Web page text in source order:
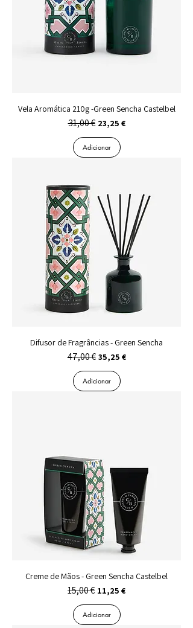
Vela Aromática 210g -Green Sencha Castelbel
Preço normal
31,00 € Preço promocional
23,25 €
Adicionar
Difusor de Fragrâncias - Green Sencha
Preço normal
47,00 € Preço promocional
35,25 €
Adicionar
Creme de Mãos - Green Sencha Castelbel
Preço normal
15,00 € Preço promocional
11,25 €
Adicionar